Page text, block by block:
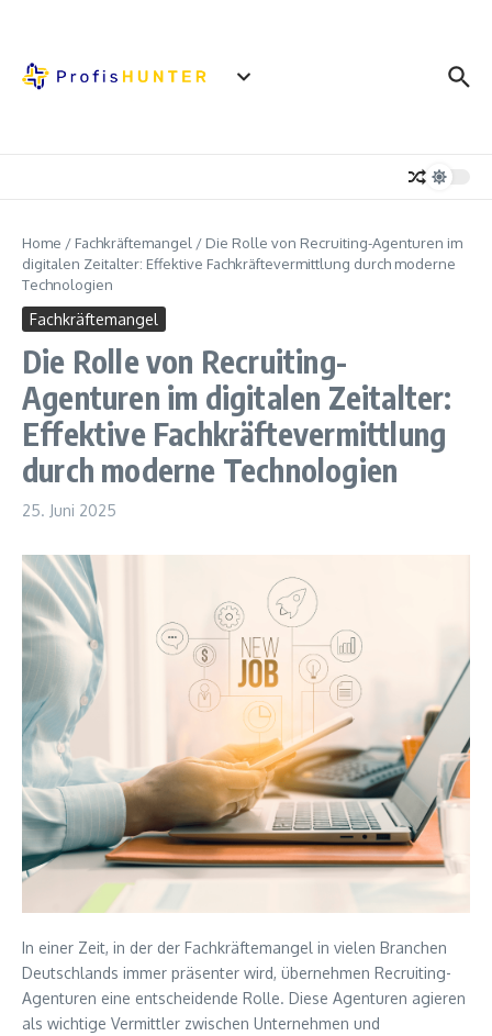
Home / Fachkräftemangel / Die Rolle von Recruiting-Agenturen im
digitalen Zeitalter: Effektive Fachkräftevermittlung durch moderne
Technologien
Fachkräftemangel
Die Rolle von Recruiting-
Agenturen im digitalen Zeitalter:
Effektive Fachkräftevermittlung
durch moderne Technologien
25. Juni 2025
In einer Zeit, in der der Fachkräftemangel in vielen Branchen
Deutschlands immer präsenter wird, übernehmen Recruiting-
Agenturen eine entscheidende Rolle. Diese Agenturen agieren
als wichtige Vermittler zwischen Unternehmen und